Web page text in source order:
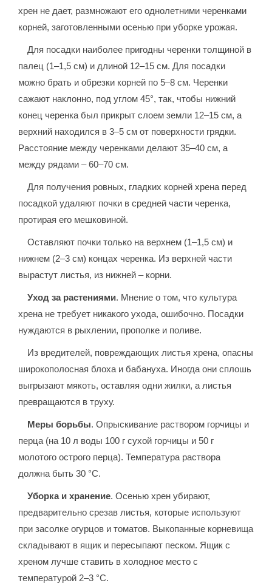
хрен не дает, размножают его однолетними черенками
корней, заготовленными осенью при уборке урожая.
Для посадки наиболее пригодны черенки толщиной в
палец (1–1,5 см) и длиной 12–15 см. Для посадки
можно брать и обрезки корней по 5–8 см. Черенки
сажают наклонно, под углом 45°, так, чтобы нижний
конец черенка был прикрыт слоем земли 12–15 см, а
верхний находился в 3–5 см от поверхности грядки.
Расстояние между черенками делают 35–40 см, а
между рядами – 60–70 см.
Для получения ровных, гладких корней хрена перед
посадкой удаляют почки в средней части черенка,
протирая его мешковиной.
Оставляют почки только на верхнем (1–1,5 см) и
нижнем (2–3 см) концах черенка. Из верхней части
вырастут листья, из нижней – корни.
Уход за растениями. Мнение о том, что культура
хрена не требует никакого ухода, ошибочно. Посадки
нуждаются в рыхлении, прополке и поливе.
Из вредителей, повреждающих листья хрена, опасны
широкополосная блоха и бабануха. Иногда они сплошь
выгрызают мякоть, оставляя одни жилки, а листья
превращаются в труху.
Меры борьбы. Опрыскивание раствором горчицы и
перца (на 10 л воды 100 г сухой горчицы и 50 г
молотого острого перца). Температура раствора
должна быть 30 °C.
Уборка и хранение. Осенью хрен убирают,
предварительно срезав листья, которые используют
при засолке огурцов и томатов. Выкопанные корневища
складывают в ящик и пересыпают песком. Ящик с
хреном лучше ставить в холодное место с
температурой 2–3 °C.